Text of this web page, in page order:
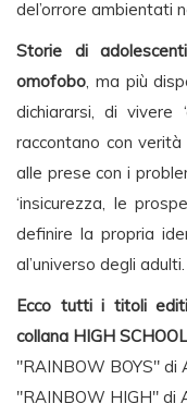
del’orrore ambientati
Storie di
omofobo, ma più
dichiararsi, di vivere
raccontano con verità
alle prese con i
‘insicurezza, le
definire la propria
al’universo degli adulti.
Ecco tutti i titoli
collana HIGH
"RAINBOW BOYS" di
"RAINBOW HIGH" di